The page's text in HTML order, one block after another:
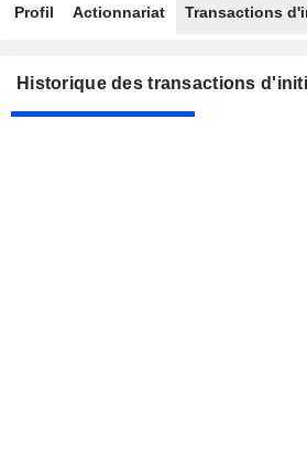
Profil Actionnariat Transactions
Historique des transactions